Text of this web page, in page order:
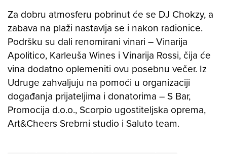
Za dobru atmosferu pobrinut će se DJ Chokzy, a
zabava na plaži nastavlja se i nakon radionice.
Podršku su dali renomirani vinari – Vinarija
Apolitico, Karleuša Wines i Vinarija Rossi, čija će
vina dodatno oplemeniti ovu posebnu večer. Iz
Udruge zahvaljuju na pomoći u organizaciji
događanja prijateljima i donatorima – S Bar,
Promocija d.o.o., Scorpio ugostiteljska oprema,
Art&Cheers Srebrni studio i Saluto team.